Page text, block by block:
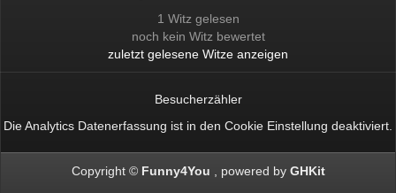
1 Witz gelesen
noch kein Witz bewertet
zuletzt gelesene Witze anzeigen
Besucherzähler
Die Analytics Datenerfassung ist in den Cookie Einstellung deaktiviert.
Copyright © Funny4You powered by GHKit